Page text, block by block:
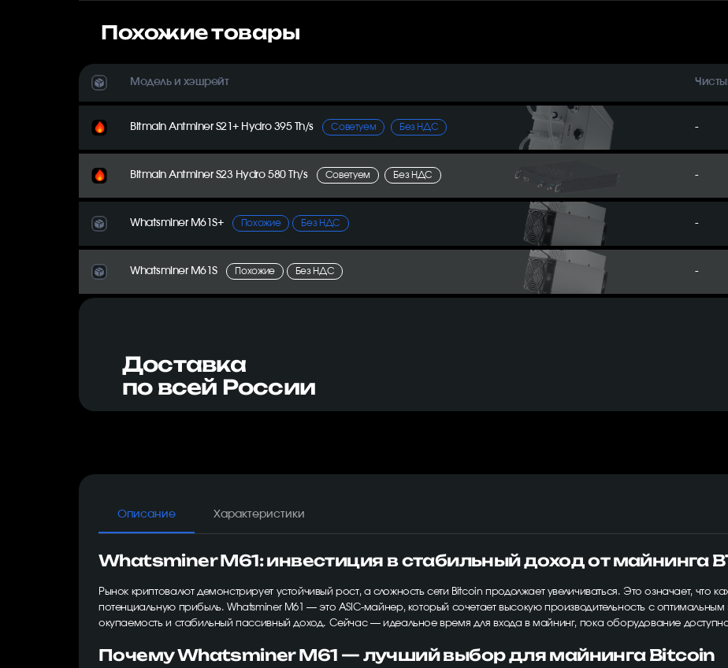
Похожие товары
Модель и хэшрейт
Bitmain Antminer S21+ Hydro 395 Th/s Советуем Без НДС -
Bitmain Antminer S23 Hydro 580 Th/s Советуем Без НДС -
Whatsminer M61S+ Похожие Без НДС -
Whatsminer M61S Похожие Без НДС -
Доставка
по всей России
Описание Характеристики
Whatsminer M61: инвестиция в стабильный доход от майнинга
Рынок криптовалют демонстрирует устойчивый рост, а сложность сети Bitcoin продолжает увеличиваться. Это означает, что
потенциальную прибыль. Whatsminer M61 — это ASIC-майнер, который сочетает высокую производительность с
окупаемость и стабильный пассивный доход. Сейчас — идеальное время для входа в майнинг, пока оборудование
Почему Whatsminer M61 — лучший выбор для майнинга Bitcoin